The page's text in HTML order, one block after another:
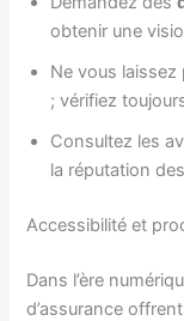
obtenir une
Ne vous laissez
; vérifiez
Consultez les
la réputation
Accessibilité et
Dans l’ère
d’assurance